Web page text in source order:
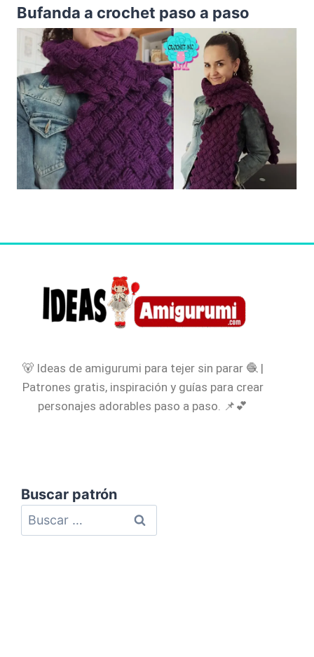
Bufanda a crochet paso a paso
🐻 Ideas de amigurumi para tejer sin parar 🧶 |
Patrones gratis, inspiración y guías para crear
personajes adorables paso a paso. 📌💕
Buscar patrón